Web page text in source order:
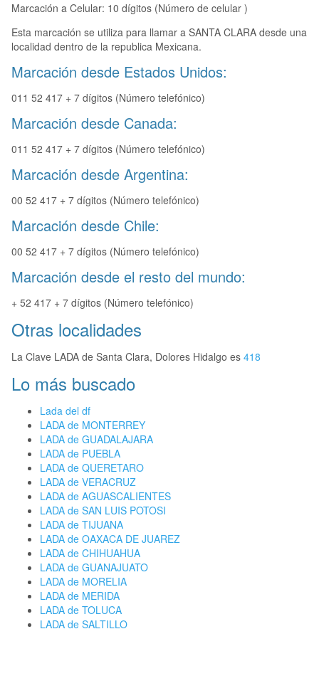
Marcación a Celular: 10 dígitos (Número de celular )
Esta marcación se utiliza para llamar a SANTA CLARA desde una
localidad dentro de la republica Mexicana.
Marcación desde Estados Unidos:
011 52 417 + 7 dígitos (Número telefónico)
Marcación desde Canada:
011 52 417 + 7 dígitos (Número telefónico)
Marcación desde Argentina:
00 52 417 + 7 dígitos (Número telefónico)
Marcación desde Chile:
00 52 417 + 7 dígitos (Número telefónico)
Marcación desde el resto del mundo:
+ 52 417 + 7 dígitos (Número telefónico)
Otras localidades
La Clave LADA de Santa Clara, Dolores Hidalgo es 418
Lo más buscado
Lada del df
LADA de MONTERREY
LADA de GUADALAJARA
LADA de PUEBLA
LADA de QUERETARO
LADA de VERACRUZ
LADA de AGUASCALIENTES
LADA de SAN LUIS POTOSI
LADA de TIJUANA
LADA de OAXACA DE JUAREZ
LADA de CHIHUAHUA
LADA de GUANAJUATO
LADA de MORELIA
LADA de MERIDA
LADA de TOLUCA
LADA de SALTILLO